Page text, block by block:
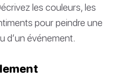
les couleurs, les
pour peindre une
d’un événement.